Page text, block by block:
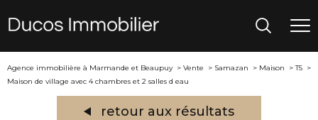
Agence immobilière à Marmande et Beaupuy Vente Samazan Maison
T5
Maison de village avec 4 chambres et 2 salles d eau
retour aux résultats